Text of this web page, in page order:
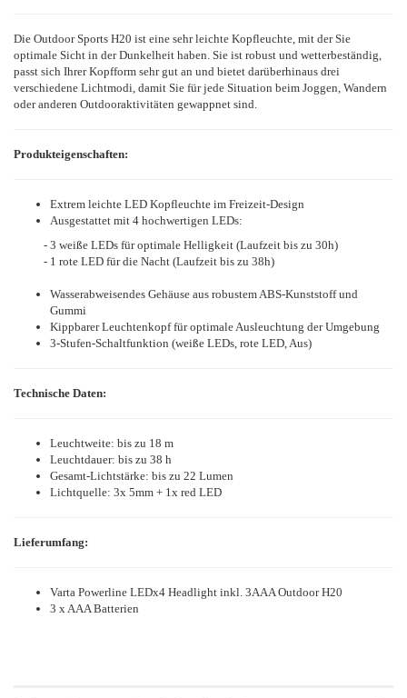
Die Outdoor Sports H20 ist eine sehr leichte Kopfleuchte, mit der Sie
optimale Sicht in der Dunkelheit haben. Sie ist robust und wetterbeständig,
passt sich Ihrer Kopfform sehr gut an und bietet darüberhinaus drei
verschiedene Lichtmodi, damit Sie für jede Situation beim Joggen, Wandern
oder anderen Outdooraktivitäten gewappnet sind.
Produkteigenschaften:
Extrem leichte LED Kopfleuchte im Freizeit-Design
Ausgestattet mit 4 hochwertigen LEDs:
- 3 weiße LEDs für optimale Helligkeit (Laufzeit bis zu 30h)
- 1 rote LED für die Nacht (Laufzeit bis zu 38h)
Wasserabweisendes Gehäuse aus robustem ABS-Kunststoff und
Gummi
Kippbarer Leuchtenkopf für optimale Ausleuchtung der Umgebung
3-Stufen-Schaltfunktion (weiße LEDs, rote LED, Aus)
Technische Daten:
Leuchtweite: bis zu 18 m
Leuchtdauer: bis zu 38 h
Gesamt-Lichtstärke: bis zu 22 Lumen
Lichtquelle: 3x 5mm + 1x red LED
Lieferumfang:
Varta Powerline LEDx4 Headlight inkl. 3AAA Outdoor H20
3 x AAA Batterien